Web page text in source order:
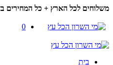
משלוחים לכל הארץ + כל המחירים
0
בית